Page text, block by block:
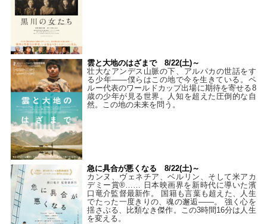
雲と大地のはざまで 8/22(土)～
壮大なアンデス山脈の下、アルパカの世話をす
る少年――僕らはこの地で今を生きている。ペ
ルー代表のワールドカップ出場に期待を寄せる8
歳の少年が見る世界。人知を超えた圧倒的な自
然。この地の未来を問う。
急に具合が悪くなる 8/22(土)～
カンヌ、ヴェネチア、ベルリン、そして米アカ
デミー賞®…… 日本映画界を新時代に導いた濱
口竜介監督最新作。 国籍も言葉も超えた、人生
でたった一度きりの、魂の邂逅――。 強く心を
揺さぶる、比類なき傑作。この3時間16分は人生
を変える。